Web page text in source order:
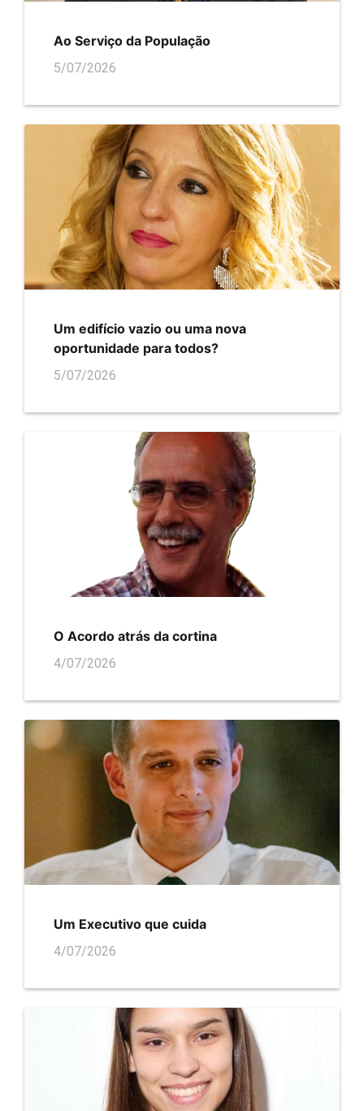
Ao Serviço da População
5/07/2026
Um edifício vazio ou uma nova
oportunidade para todos?
5/07/2026
O Acordo atrás da cortina
4/07/2026
Um Executivo que cuida
4/07/2026